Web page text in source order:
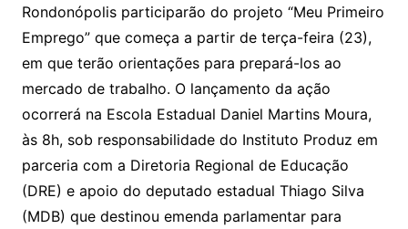
Li
n
k
A
p
p
a
m
dI
n
e
Cl
s
sr
o
o
e
s
a
g
e
o
k.
c
o
m
p
e
o
o
M
ai
l
a
d
s
l
e
Rondonópolis participarão do projeto “Meu Primeiro
Emprego” que começa a partir de terça-feira (23),
em que terão orientações para prepará-los ao
mercado de trabalho. O lançamento da ação
ocorrerá na Escola Estadual Daniel Martins Moura,
às 8h, sob responsabilidade do Instituto Produz em
parceria com a Diretoria Regional de Educação
(DRE) e apoio do deputado estadual Thiago Silva
(MDB) que destinou emenda parlamentar para